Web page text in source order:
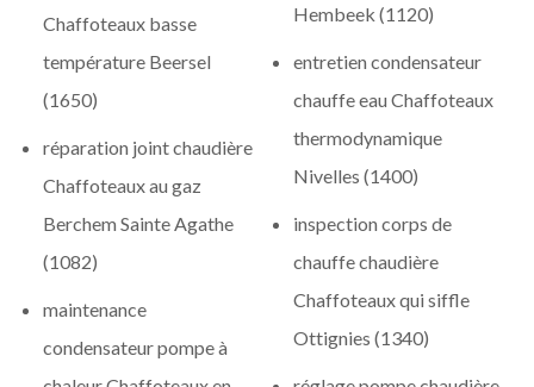
Chaffoteaux basse
température Beersel
(1650)
réparation joint chaudière
Chaffoteaux au gaz
Berchem Sainte Agathe
(1082)
maintenance
condensateur pompe à
Hembeek (1120)
entretien condensateur
chauffe eau Chaffoteaux
thermodynamique
Nivelles (1400)
inspection corps de
chauffe chaudière
Chaffoteaux qui siffle
Ottignies (1340)